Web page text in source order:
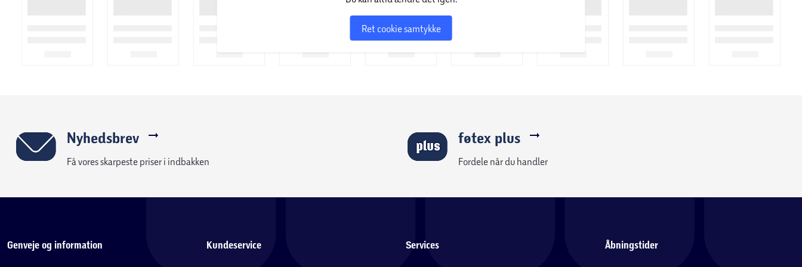
Ret cookie samtykke
Nyhedsbrev
Få vores skarpeste priser i indbakken
føtex plus
Fordele når du handler
Genveje og information Kundeservice Services Åbningstider